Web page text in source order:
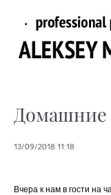
13/09/2018 11:18
Домашние
Вчера к нам в гости на